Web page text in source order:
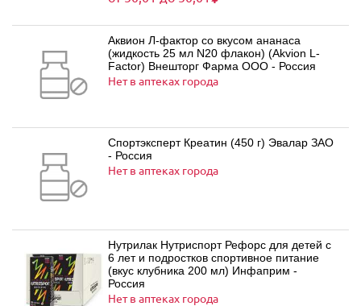
Аквион Л-фактор со вкусом ананаса
(жидкость 25 мл N20 флакон) (Akvion L-
Factor) Внешторг Фарма ООО - Россия
Нет в аптеках города
Спортэксперт Креатин (450 г) Эвалар ЗАО
- Россия
Нет в аптеках города
Нутрилак Нутриспорт Рефорс для детей с
6 лет и подростков спортивное питание
(вкус клубника 200 мл) Инфаприм -
Россия
Нет в аптеках города